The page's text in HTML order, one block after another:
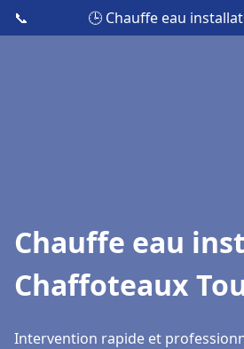
📞 🕒 Chauffe eau
Chauffe eau
Chaffoteaux
Intervention rapide et